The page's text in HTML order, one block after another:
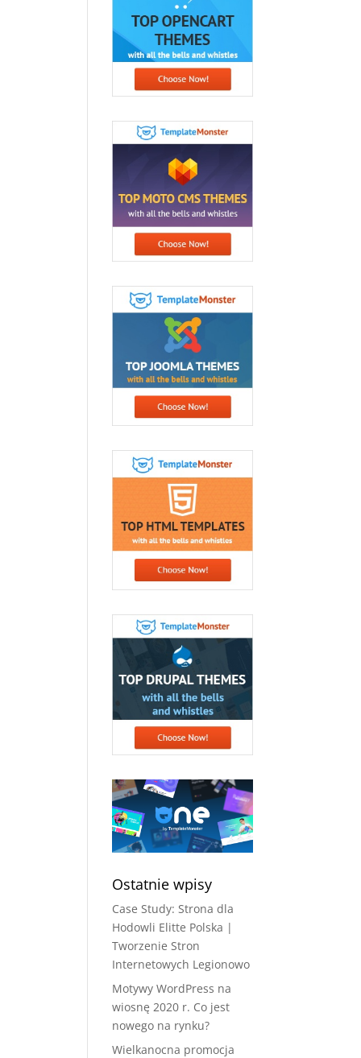
Ostatnie wpisy
Case Study: Strona dla
Hodowli Elitte Polska |
Tworzenie Stron
Internetowych Legionowo
Motywy WordPress na
wiosnę 2020 r. Co jest
nowego na rynku?
Wielkanocna promocja